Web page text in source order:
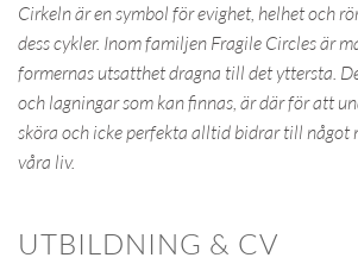
Cirkeln är en symbol för evighet, helhet och
dess cykler. Inom familjen Fragile Circles är
formernas utsatthet dragna till det yttersta.
och lagningar som kan finnas, är där för att
sköra och icke perfekta alltid bidrar till något
våra liv.
UTBILDNING & CV